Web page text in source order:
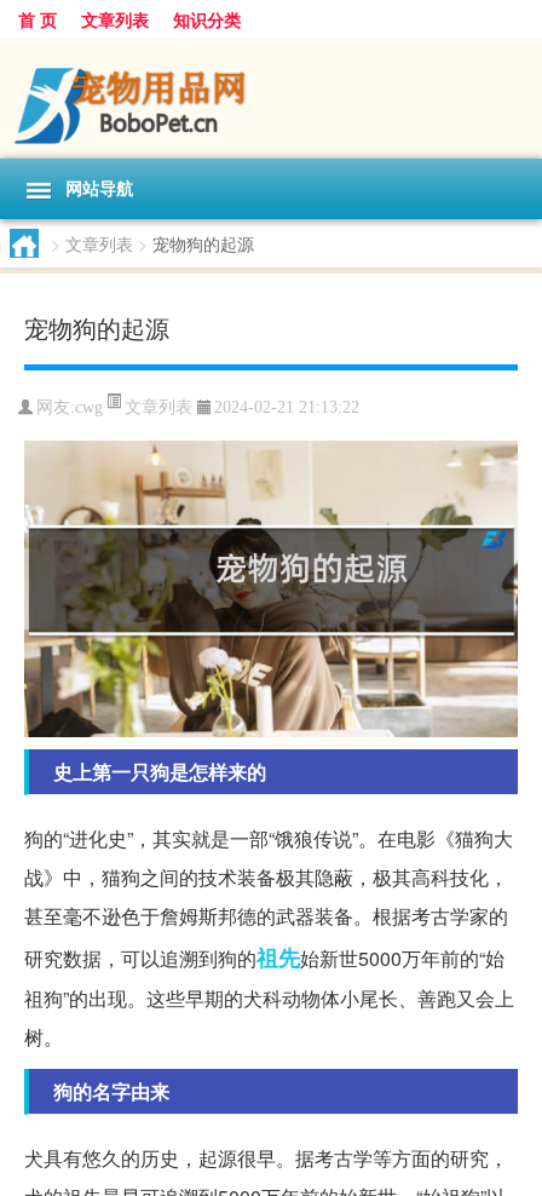
首 页 文章列表 知识分类
网站导航
> 文章列表 > 宠物狗的起源
宠物狗的起源
网友:cwg 文章列表 2024-02-21 21:13:22
史上第一只狗是怎样来的
狗的“进化史”，其实就是一部“饿狼传说”。在电影《猫狗大
战》中，猫狗之间的技术装备极其隐蔽，极其高科技化，
甚至毫不逊色于詹姆斯邦德的武器装备。根据考古学家的
研究数据，可以追溯到狗的祖先始新世5000万年前的“始
祖狗”的出现。这些早期的犬科动物体小尾长、善跑又会上
树。
狗的名字由来
犬具有悠久的历史，起源很早。据考古学等方面的研究，